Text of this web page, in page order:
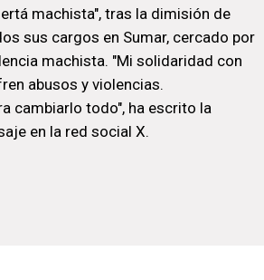
machista", tras la dimisión de
sus cargos en Sumar, cercado por
machista. "Mi solidaridad con
abusos y violencias.
cambiarlo todo", ha escrito la
en la red social X.